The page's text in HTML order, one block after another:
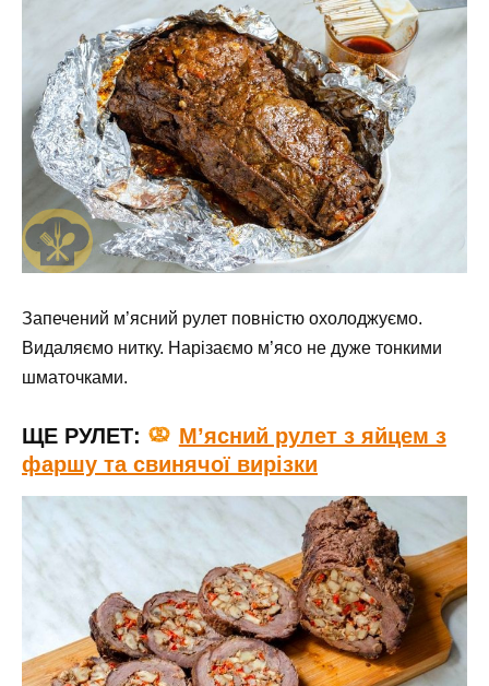
Запечений м’ясний рулет повністю охолоджуємо.
Видаляємо нитку. Нарізаємо м’ясо не дуже тонкими
шматочками.
ЩЕ РУЛЕТ:
М’ясний рулет з яйцем з
фаршу та свинячої вирізки